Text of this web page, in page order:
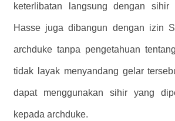
keterlibatan langsung dengan sihir
Hasse juga dibangun dengan izin
archduke tanpa pengetahuan
tidak layak menyandang gelar
dapat menggunakan sihir yang
kepada archduke.